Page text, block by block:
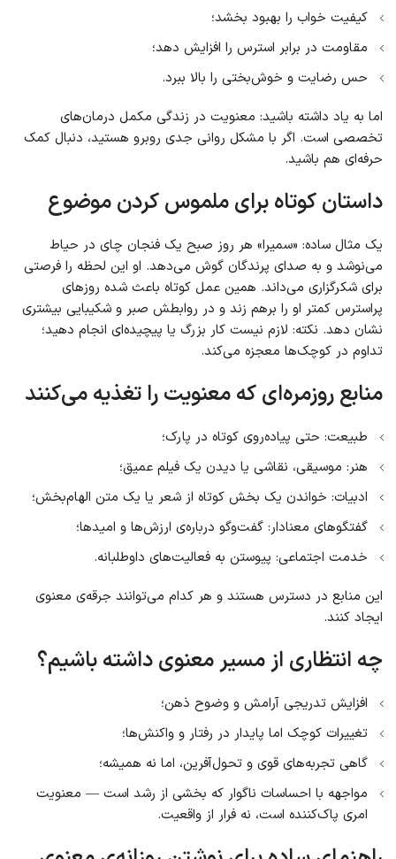
کیفیت خواب را بهبود بخشد؛
مقاومت در برابر استرس را افزایش دهد؛
حس رضایت و خوش‌بختی را بالا ببرد.
اما به یاد داشته باشید: معنویت در زندگی مکمل درمان‌های
تخصصی است. اگر با مشکل روانی جدی روبرو هستید، دنبال کمک
حرفه‌ای هم باشید.
داستان کوتاه برای ملموس کردن موضوع
یک مثال ساده: «سمیرا» هر روز صبح یک فنجان چای در حیاط
می‌نوشد و به صدای پرندگان گوش می‌دهد. او این لحظه را فرصتی
برای شکرگزاری می‌داند. همین عمل کوتاه باعث شده روزهای
پراسترس کمتر او را برهم زند و در روابطش صبر و شکیبایی بیشتری
نشان دهد. نکته: لازم نیست کار بزرگ یا پیچیده‌ای انجام دهید؛
تداوم در کوچک‌ها معجزه می‌کند.
منابع روزمره‌ای که معنویت را تغذیه می‌کنند
طبیعت: حتی پیاده‌روی کوتاه در پارک؛
هنر: موسیقی، نقاشی یا دیدن یک فیلم عمیق؛
ادبیات: خواندن یک بخش کوتاه از شعر یا یک متن الهام‌بخش؛
گفتگوهای معنادار: گفت‌وگو درباره‌ی ارزش‌ها و امیدها؛
خدمت اجتماعی: پیوستن به فعالیت‌های داوطلبانه.
این منابع در دسترس هستند و هر کدام می‌توانند جرقه‌ی معنوی
ایجاد کنند.
چه انتظاری از مسیر معنوی داشته باشیم؟
افزایش تدریجی آرامش و وضوح ذهن؛
تغییرات کوچک اما پایدار در رفتار و واکنش‌ها؛
گاهی تجربه‌های قوی و تحول‌آفرین، اما نه همیشه؛
مواجهه با احساسات ناگوار که بخشی از رشد است — معنویت
امری پاک‌کننده است، نه فرار از واقعیت.